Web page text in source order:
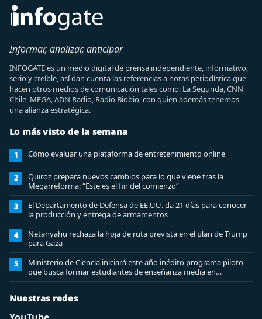
Informar, analizar, anticipar
INFOGATE es un medio digital de prensa independiente, informativo,
serio y creíble, así dan cuenta las referencias a notas periodística que
hacen otros medios de comunicación tales como: La Segunda, CNN
Chile, MEGA, ADN Radio, Radio Biobio, con quien además tenemos
una alianza estratégica.
Lo más visto de la semana
1 Cómo evaluar una plataforma de entretenimiento online
2
Quiroz prepara nuevos cambios para lo que viene tras la
Megarreforma: “Este es el fin del comienzo”
3
El Departamento de Defensa de EE.UU. da 21 días para conocer
la producción y entrega de armamentos
4
Netanyahu rechaza la hoja de ruta prevista en el plan de Trump
para Gaza
5
Ministerio de Ciencia iniciará este año inédito programa piloto
que busca formar estudiantes de enseñanza media en
ciberseguridad
Nuestras redes